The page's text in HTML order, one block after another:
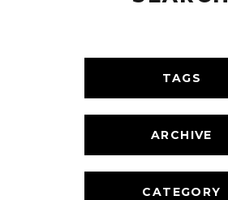
TAGS
ARCHIVE
CATEGORY